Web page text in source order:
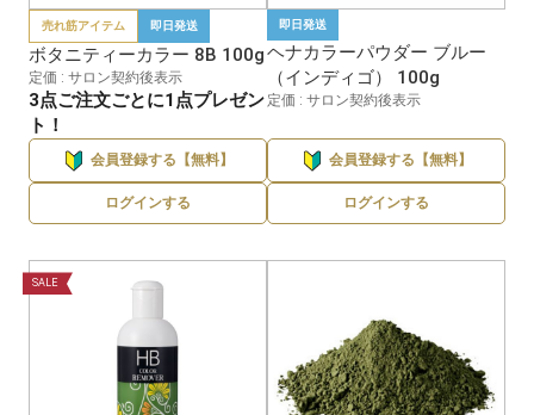
売れ筋アイテム 即日発送
ボタニティーカラー 8B 100g
定価 : サロン契約後表示
3点ご注文ごとに1点プレゼン
ト！
会員登録する【無料】
ログインする
即日発送
ヘナカラーパウダー ブルー
（インディゴ） 100g
定価 : サロン契約後表示
会員登録する【無料】
ログインする
SALE